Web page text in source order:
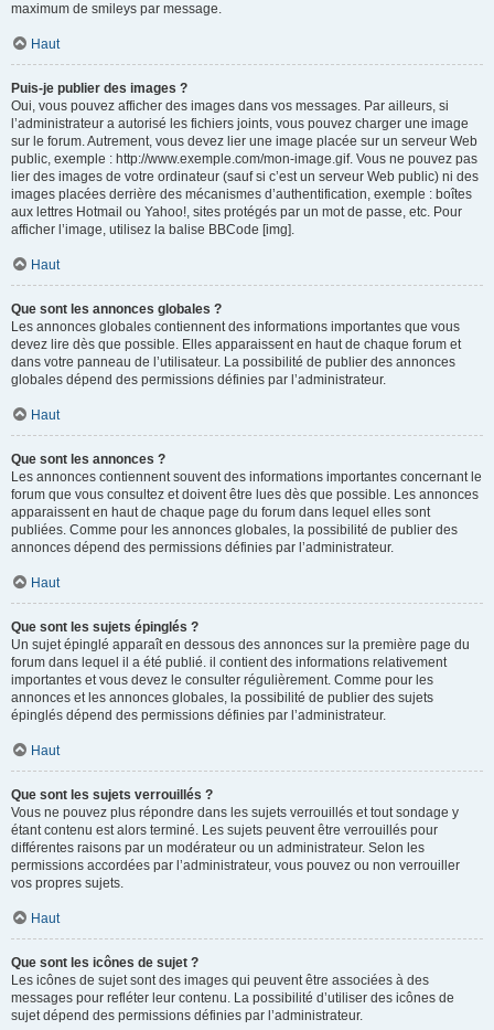
maximum de smileys par message.
Haut
Puis-je publier des images ?
Oui, vous pouvez afficher des images dans vos messages. Par ailleurs, si
l’administrateur a autorisé les fichiers joints, vous pouvez charger une image
sur le forum. Autrement, vous devez lier une image placée sur un serveur Web
public, exemple : http://www.exemple.com/mon-image.gif. Vous ne pouvez pas
lier des images de votre ordinateur (sauf si c’est un serveur Web public) ni des
images placées derrière des mécanismes d’authentification, exemple : boîtes
aux lettres Hotmail ou Yahoo!, sites protégés par un mot de passe, etc. Pour
afficher l’image, utilisez la balise BBCode [img].
Haut
Que sont les annonces globales ?
Les annonces globales contiennent des informations importantes que vous
devez lire dès que possible. Elles apparaissent en haut de chaque forum et
dans votre panneau de l’utilisateur. La possibilité de publier des annonces
globales dépend des permissions définies par l’administrateur.
Haut
Que sont les annonces ?
Les annonces contiennent souvent des informations importantes concernant le
forum que vous consultez et doivent être lues dès que possible. Les annonces
apparaissent en haut de chaque page du forum dans lequel elles sont
publiées. Comme pour les annonces globales, la possibilité de publier des
annonces dépend des permissions définies par l’administrateur.
Haut
Que sont les sujets épinglés ?
Un sujet épinglé apparaît en dessous des annonces sur la première page du
forum dans lequel il a été publié. il contient des informations relativement
importantes et vous devez le consulter régulièrement. Comme pour les
annonces et les annonces globales, la possibilité de publier des sujets
épinglés dépend des permissions définies par l’administrateur.
Haut
Que sont les sujets verrouillés ?
Vous ne pouvez plus répondre dans les sujets verrouillés et tout sondage y
étant contenu est alors terminé. Les sujets peuvent être verrouillés pour
différentes raisons par un modérateur ou un administrateur. Selon les
permissions accordées par l’administrateur, vous pouvez ou non verrouiller
vos propres sujets.
Haut
Que sont les icônes de sujet ?
Les icônes de sujet sont des images qui peuvent être associées à des
messages pour refléter leur contenu. La possibilité d’utiliser des icônes de
sujet dépend des permissions définies par l’administrateur.